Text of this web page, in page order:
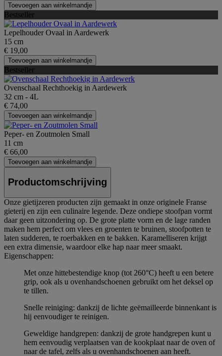
Toevoegen aan winkelmandje
Bestseller
Lepelhouder Ovaal in Aardewerk
15 cm
€ 19,00
Toevoegen aan winkelmandje
Bestseller
Ovenschaal Rechthoekig in Aardewerk
32 cm - 4L
€ 74,00
Toevoegen aan winkelmandje
Peper- en Zoutmolen Small
11 cm
€ 66,00
Toevoegen aan winkelmandje
Productomschrijving
Onze gietijzeren producten zijn gemaakt in onze originele Franse
gieterij en zijn een culinaire legende. Deze ondiepe stoofpan vormt
daar geen uitzondering op. De grote platte vorm en de lage randen
maken hem perfect om vlees en groenten te bruinen, stoofpotten te
laten sudderen, te roerbakken en te bakken. Karamelliseren krijgt
een extra dimensie, waardoor elke hap naar meer smaakt.
Eigenschappen:
Met onze hittebestendige knop (tot 260°C) heeft u een betere
grip, ook als u ovenhandschoenen gebruikt om het deksel op
te tillen.
Snelle reiniging: dankzij de lichte geëmailleerde binnenkant is
hij eenvoudiger te reinigen.
Geweldige handgrepen: dankzij de grote handgrepen kunt u
hem eenvoudig verplaatsen van de kookplaat naar de oven of
naar de tafel, zelfs als u ovenhandschoenen aan heeft.